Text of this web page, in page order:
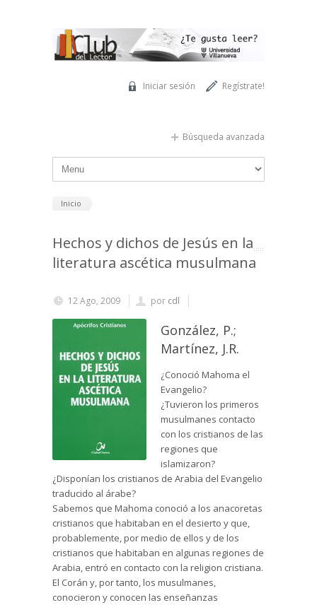
Regístrate!
Iniciar sesión
Búsqueda avanzada
Inicio
Hechos y dichos de Jesús en la
literatura ascética musulmana
12 Ago, 2009 por cdl
González, P.;
Martínez, J.R.
¿Conoció Mahoma el
Evangelio?
¿Tuvieron los primeros
musulmanes contacto
con los cristianos de las
regiones que
islamizaron?
¿Disponían los cristianos de Arabia del Evangelio
traducido al árabe?
Sabemos que Mahoma conoció a los anacoretas
cristianos que habitaban en el desierto y que,
probablemente, por medio de ellos y de los
cristianos que habitaban en algunas regiones de
Arabia, entró en contacto con la religion cristiana.
El Corán y, por tanto, los musulmanes,
conocieron y conocen las enseñanzas